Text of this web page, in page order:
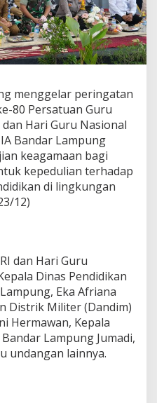
menggelar peringatan
80 Persatuan Guru
Hari Guru Nasional
Bandar Lampung
keagamaan bagi
kepedulian terhadap
di lingkungan
12)
dan Hari Guru
Dinas Pendidikan
Eka Afriana
Distrik Militer (Dandim)
Hermawan, Kepala
Lampung Jumadi,
undangan lainnya.